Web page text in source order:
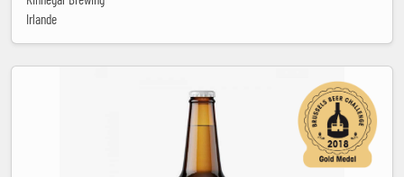
Irlande